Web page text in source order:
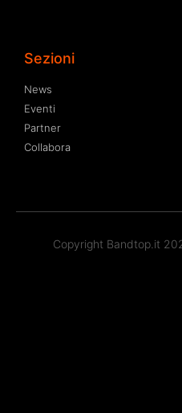
Sezioni
News
Eventi
Partner
Collabora
Copyright Bandtop.it